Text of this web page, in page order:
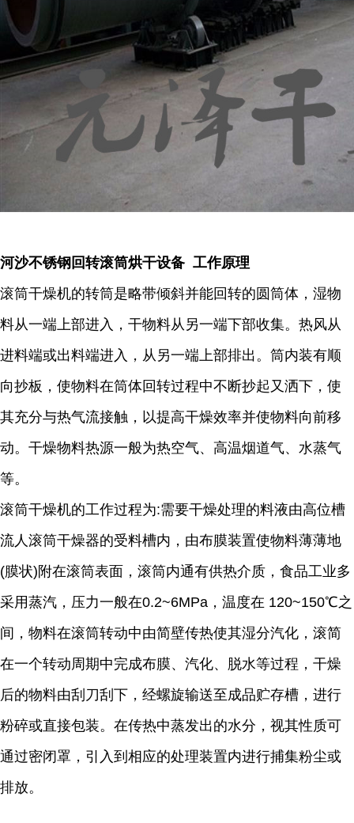
河沙不锈钢回转滚筒烘干设备 工作原理
滚筒干燥机的转筒是略带倾斜并能回转的圆筒体，湿物
料从一端上部进入，干物料从另一端下部收集。热风从
进料端或出料端进入，从另一端上部排出。筒内装有顺
向抄板，使物料在筒体回转过程中不断抄起又洒下，使
其充分与热气流接触，以提高干燥效率并使物料向前移
动。干燥物料热源一般为热空气、高温烟道气、水蒸气
等。
滚筒干燥机的工作过程为:需要干燥处理的料液由高位槽
流人滚筒干燥器的受料槽内，由布膜装置使物料薄薄地
(膜状)附在滚筒表面，滚筒内通有供热介质，食品工业多
采用蒸汽，压力一般在0.2~6MPa，温度在 120~150℃之
间，物料在滚筒转动中由简壁传热使其湿分汽化，滚简
在一个转动周期中完成布膜、汽化、脱水等过程，干燥
后的物料由刮刀刮下，经螺旋输送至成品贮存槽，进行
粉碎或直接包装。在传热中蒸发出的水分，视其性质可
通过密闭罩，引入到相应的处理装置内进行捕集粉尘或
排放。